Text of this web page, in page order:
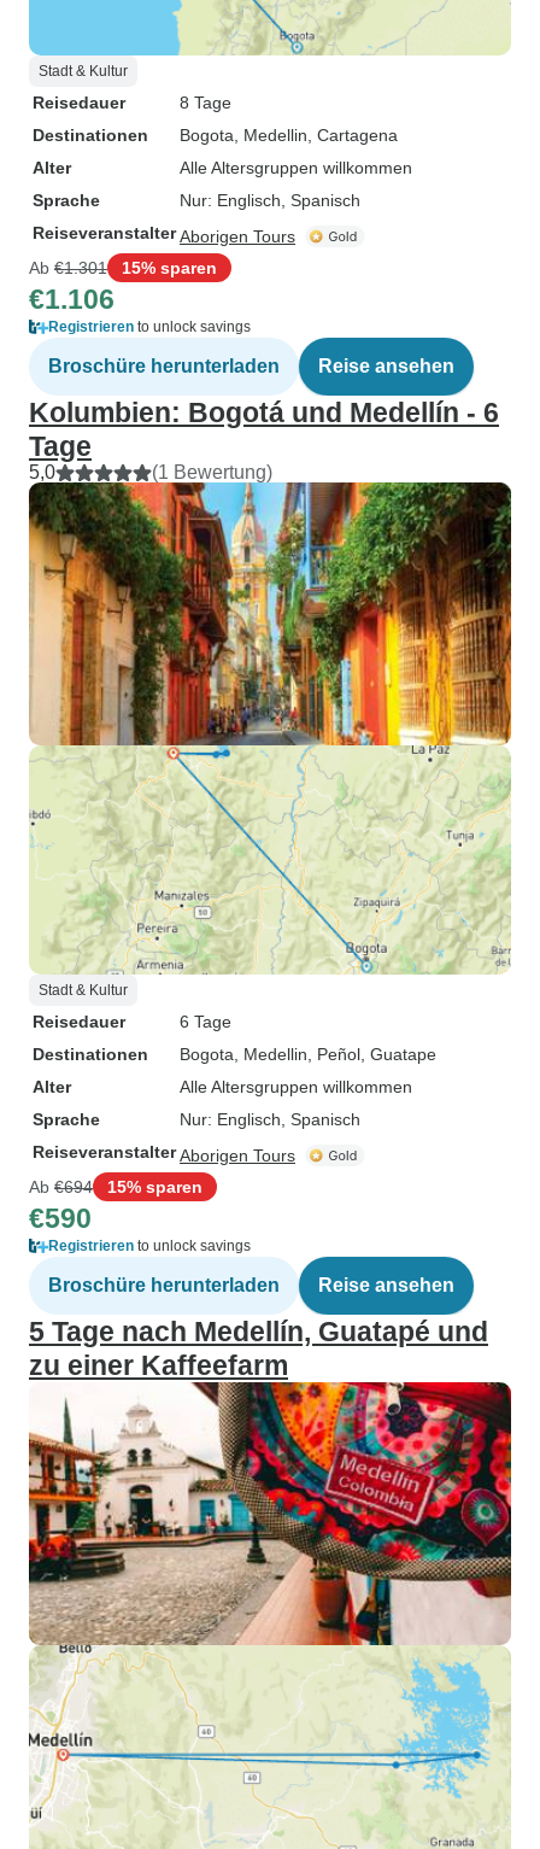
Stadt & Kultur
Reisedauer
8 Tage
Destinationen
Bogota , Medellin , Cartagena
Alter
Alle Altersgruppen willkommen
Sprache
Nur: Englisch, Spanisch
ReiseveranstalterAborigen Tours
Ab €1.301 15% sparen
€1.106
Registrieren to unlock savings
Broschüre herunterladen Reise ansehen
Kolumbien: Bogotá und Medellín - 6
Tage
5,0 (1 Bewertung)
Stadt & Kultur
Reisedauer
6 Tage
Destinationen
Bogota , Medellin , Peñol , Guatape
Alter
Alle Altersgruppen willkommen
Sprache
Nur: Englisch, Spanisch
ReiseveranstalterAborigen Tours
Ab €694 15% sparen
€590
Registrieren to unlock savings
Broschüre herunterladen Reise ansehen
5 Tage nach Medellín, Guatapé und
zu einer Kaffeefarm